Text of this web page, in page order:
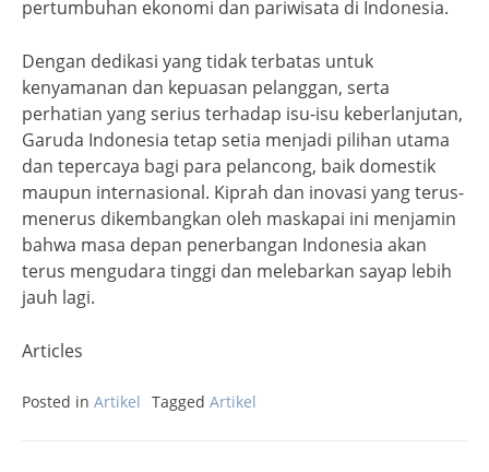
pertumbuhan ekonomi dan pariwisata di Indonesia.
Dengan dedikasi yang tidak terbatas untuk
kenyamanan dan kepuasan pelanggan, serta
perhatian yang serius terhadap isu-isu keberlanjutan,
Garuda Indonesia tetap setia menjadi pilihan utama
dan tepercaya bagi para pelancong, baik domestik
maupun internasional. Kiprah dan inovasi yang terus-
menerus dikembangkan oleh maskapai ini menjamin
bahwa masa depan penerbangan Indonesia akan
terus mengudara tinggi dan melebarkan sayap lebih
jauh lagi.
Articles
Posted in Artikel Tagged Artikel